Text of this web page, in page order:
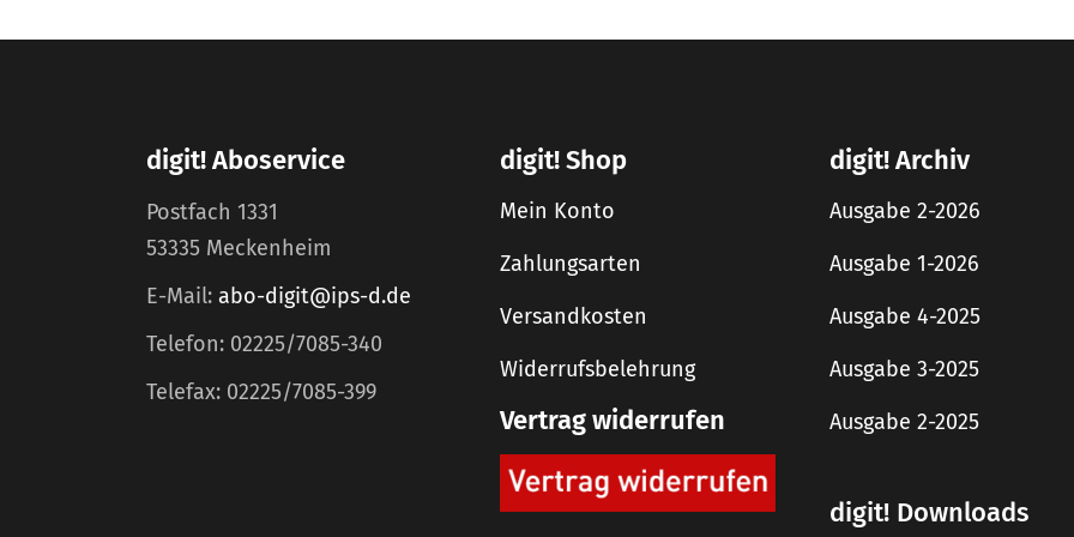
digit! Aboservice
Postfach 1331
53335 Meckenheim
E-Mail: abo-digit@ips-d.de
Telefon: 02225/7085-340
Telefax: 02225/7085-399
digit! Shop
Mein Konto
Zahlungsarten
Versandkosten
Widerrufsbelehrung
Vertrag widerrufen
digit! Archiv
Ausgabe 2-2026
Ausgabe 1-2026
Ausgabe 4-2025
Ausgabe 3-2025
Ausgabe 2-2025
digit! Downloads